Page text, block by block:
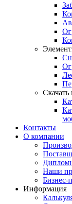
Скачать
Контакты
О компании
Наши
Бизнес-
Информация